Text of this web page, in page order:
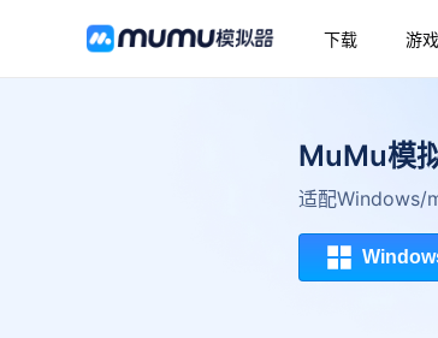
下载 游戏
MuMu模
适配Windows/